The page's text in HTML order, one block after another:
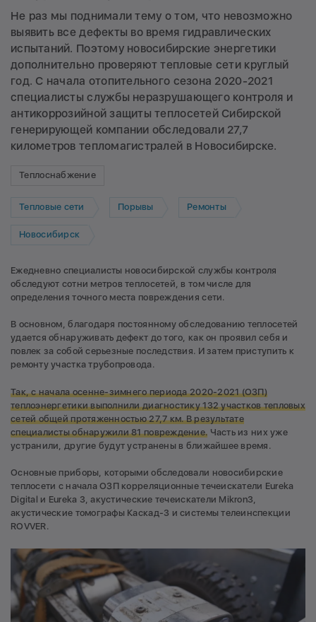
Не раз мы поднимали тему о том, что невозможно
выявить все дефекты во время гидравлических
испытаний. Поэтому новосибирские энергетики
дополнительно проверяют тепловые сети круглый
год. С начала отопительного сезона 2020-2021
специалисты службы неразрушающего контроля и
антикоррозийной защиты теплосетей Сибирской
генерирующей компании обследовали 27,7
километров тепломагистралей в Новосибирске.
Теплоснабжение
Тепловые сети Порывы Ремонты
Новосибирск
Ежедневно специалисты новосибирской службы контроля
обследуют сотни метров теплосетей, в том числе для
определения точного места повреждения сети.
В основном, благодаря постоянному обследованию теплосетей
удается обнаруживать дефект до того, как он проявил себя и
повлек за собой серьезные последствия. И затем приступить к
ремонту участка трубопровода.
Так, с начала осенне-зимнего периода 2020-2021 (ОЗП)
теплоэнергетики выполнили диагностику 132 участков тепловых
сетей общей протяженностью 27,7 км. В результате
специалисты обнаружили 81 повреждение. Часть из них уже
устранили, другие будут устранены в ближайшее время.
Основные приборы, которыми обследовали новосибирские
теплосети с начала ОЗП корреляционные течеискатели Eureka
Digital и Eureka 3, акустические течеискатели Mikron3,
акустические томографы Каскад-3 и системы телеинспекции
ROVVER.